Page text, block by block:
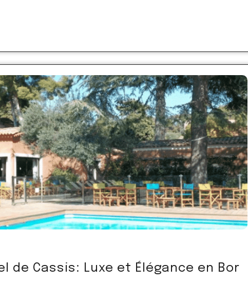
de Cassis: Luxe et Élégance en Bor